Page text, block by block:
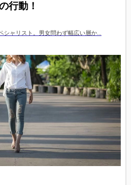
行動！
シャリスト。男女問わず幅広い層か...